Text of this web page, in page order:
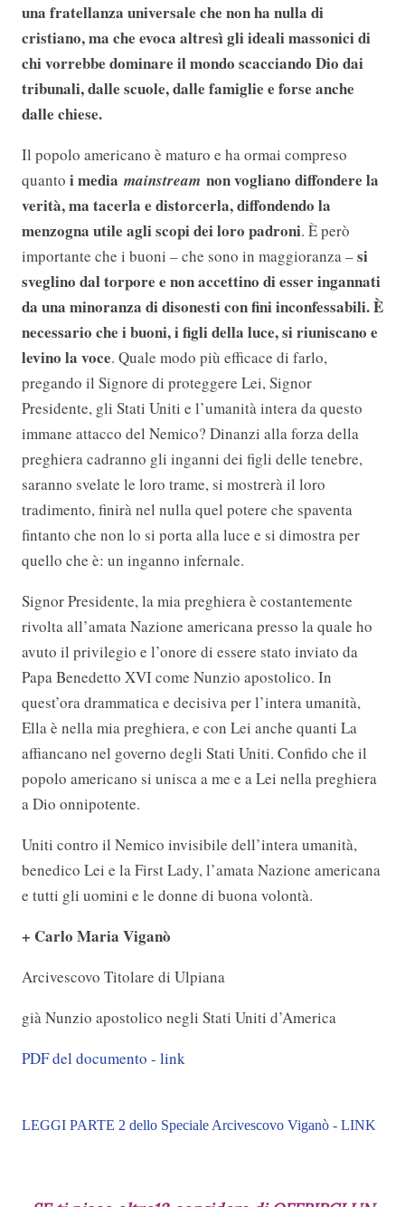
una fratellanza universale che non ha nulla di
cristiano, ma che evoca altresì gli ideali massonici di
chi vorrebbe dominare il mondo scacciando Dio dai
tribunali, dalle scuole, dalle famiglie e forse anche
dalle chiese.
Il popolo americano è maturo e ha ormai compreso
quanto i media mainstream non vogliano diffondere la
verità, ma tacerla e distorcerla, diffondendo la
menzogna utile agli scopi dei loro padroni. È però
importante che i buoni – che sono in maggioranza –si
sveglino dal torpore e non accettino di esser ingannati
da una minoranza di disonesti con fini inconfessabili. È
necessario che i buoni, i figli della luce, si riuniscano e
levino la voce. Quale modo più efficace di farlo,
pregando il Signore di proteggere Lei, Signor
Presidente, gli Stati Uniti e l’umanità intera da questo
immane attacco del Nemico? Dinanzi alla forza della
preghiera cadranno gli inganni dei figli delle tenebre,
saranno svelate le loro trame, si mostrerà il loro
tradimento, finirà nel nulla quel potere che spaventa
fintanto che non lo si porta alla luce e si dimostra per
quello che è: un inganno infernale.
Signor Presidente, la mia preghiera è costantemente
rivolta all’amata Nazione americana presso la quale ho
avuto il privilegio e l’onore di essere stato inviato da
Papa Benedetto XVI come Nunzio apostolico. In
quest’ora drammatica e decisiva per l’intera umanità,
Ella è nella mia preghiera, e con Lei anche quanti La
affiancano nel governo degli Stati Uniti. Confido che il
popolo americano si unisca a me e a Lei nella preghiera
a Dio onnipotente.
Uniti contro il Nemico invisibile dell’intera umanità,
benedico Lei e la First Lady, l’amata Nazione americana
e tutti gli uomini e le donne di buona volontà.
+ Carlo Maria Viganò
Arcivescovo Titolare di Ulpiana
già Nunzio apostolico negli Stati Uniti d’America
PDF del documento - link
LEGGI PARTE 2 dello Speciale Arcivescovo Viganò - LINK